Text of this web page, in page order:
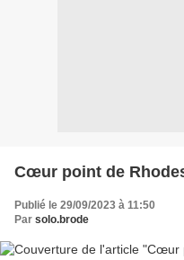
Cœur point de
Publié le 29/09/2023 à 11:50
Par solo.brode